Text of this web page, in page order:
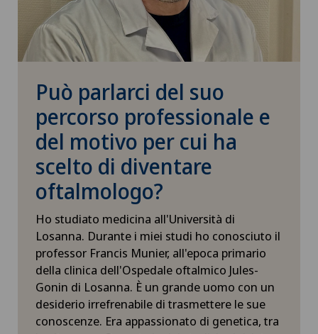
Può parlarci del suo
percorso professionale e
del motivo per cui ha
scelto di diventare
oftalmologo?
Ho studiato medicina all'Università di
Losanna. Durante i miei studi ho conosciuto il
professor Francis Munier, all'epoca primario
della clinica dell'Ospedale oftalmico Jules-
Gonin di Losanna. È un grande uomo con un
desiderio irrefrenabile di trasmettere le sue
conoscenze. Era appassionato di genetica, tra